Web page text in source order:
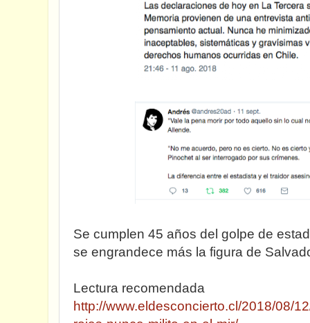
Se cumplen 45 años del golpe de
se engrandece más la figura de
Lectura recomendada
http://www.eldesconcierto.cl/2018/08/